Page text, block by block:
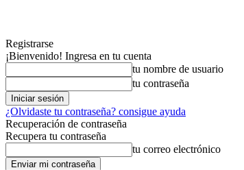
Registrarse
¡Bienvenido! Ingresa en tu cuenta
tu nombre de usuario
tu contraseña
¿Olvidaste tu contraseña? consigue ayuda
Recuperación de contraseña
Recupera tu contraseña
tu correo electrónico